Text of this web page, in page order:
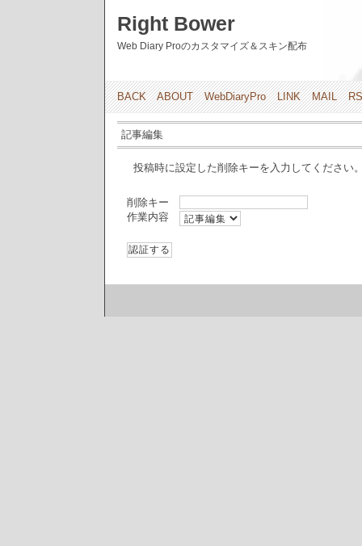
Right Bower
Web Diary Proのカスタマイズ＆スキン配布
BACK ABOUT WebDiaryPro LINK MAIL
記事編集
投稿時に設定した削除キーを入力してください
削除キー
作業内容